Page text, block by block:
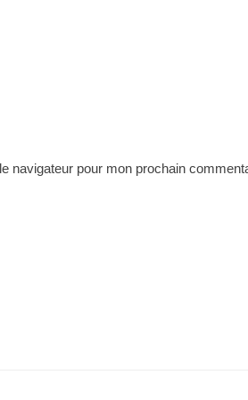
navigateur pour mon prochain